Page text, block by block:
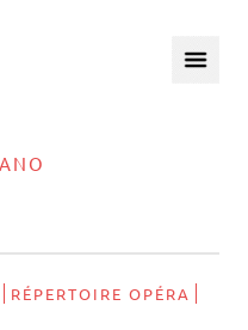
RÉPERTOIRE OPÉRA